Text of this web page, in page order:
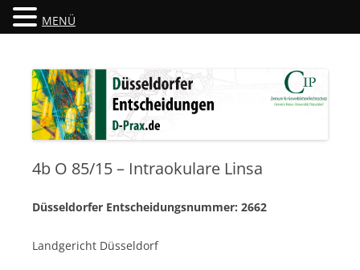
Düsseldorfer Entscheidungen
4b O 85/15 – Intraokulare Linsa
Düsseldorfer Entscheidungsnummer: 2662
Landgericht Düsseldorf
MENÜ